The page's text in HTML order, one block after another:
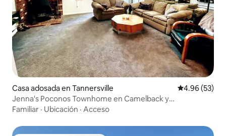
Casa adosada en Tannersville Calificación
4.96 (53)
Jenna's Poconos Townhome en Camelback y
Camelbeach
Familiar · Ubicación · Acceso